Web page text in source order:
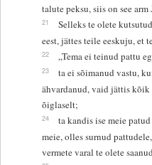
talute peksu, siis on see arm
21
Selleks te olete
eest, jättes teile eeskuju, et
22 „Tema ei teinud pattu
23
ta ei sõimanud vastu,
ähvardanud, vaid jättis
õiglaselt;
24
ta kandis ise meie
meie, olles surnud
vermete varal te olete